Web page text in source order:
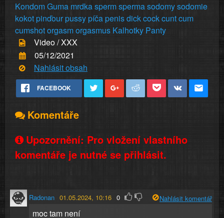
KondomGuma mrdkaspermspermasodomysodomie
kokotpinďourpussypíčapenisdickcockcuntcum
cumshotorgasmorgasmus Kalhotky Panty
Video / XXX
05/12/2021
Nahlásit obsah
FACEBOOK
Komentáře
Upozornění: Pro vložení vlastního
komentáře je nutné se přihlásit.
Radonan 01.05.2024, 10:16 0 Nahlásit komentář
moc tam není